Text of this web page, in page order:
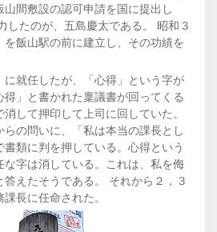
間敷設の認可申請を国に提出し
したのが、五島慶太である。 昭和３
を飯山駅の前に建立し、その功績を
に就任したが、「心得」という字が
」と書かれた稟議書が回ってくる
して押印して上司に回していた。
の問いに、「私は本当の課長とし
類に判を押している。心得という
な字は消している。これは、私を侮
えたそうである。 それから２，３
長に任命された。